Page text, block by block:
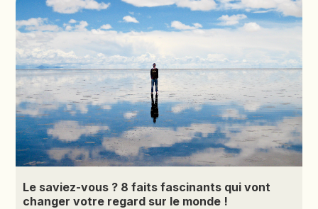
Le saviez-vous ? 8 faits fascinants qui vont
changer votre regard sur le monde !